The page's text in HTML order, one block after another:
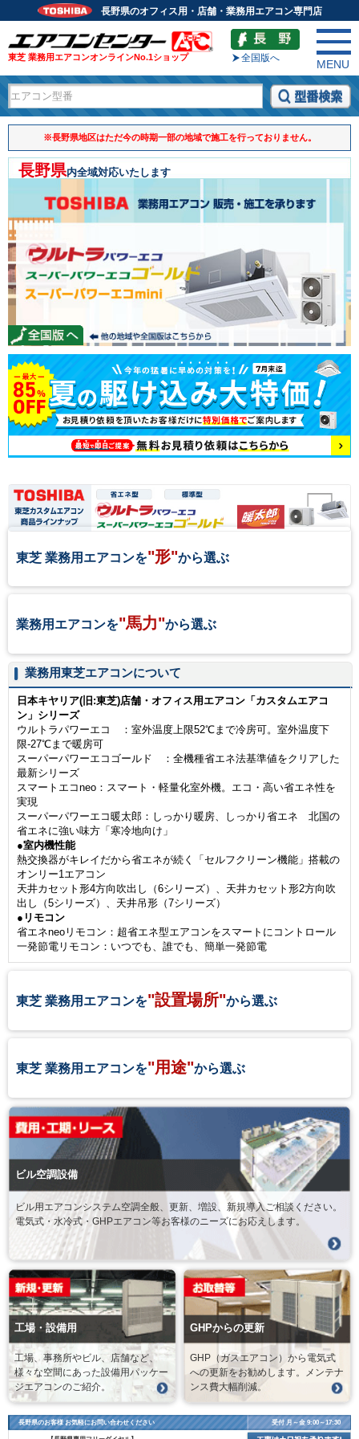
長野県のオフィス用・店舗・業務用エアコン専門店
東芝 業務用エアコンオンラインNo.1ショップ 全国版へ
MENU
※長野県地区はただ今の時期一部の地域で施工を行っておりません。
長野県内全域対応いたします
東芝 業務用エアコンを"形"から選ぶ
業務用エアコンを"馬力"から選ぶ
業務用東芝エアコンについて
日本キヤリア(旧:東芝)店舗・オフィス用エアコン「カスタムエアコ
ン」シリーズ
ウルトラパワーエコ ：室外温度上限52℃まで冷房可。室外温度下
限-27℃まで暖房可
スーパーパワーエコゴールド ：全機種省エネ法基準値をクリアした
最新シリーズ
スマートエコneo：スマート・軽量化室外機。エコ・高い省エネ性を
実現
スーパーパワーエコ暖太郎：しっかり暖房、しっかり省エネ 北国の
省エネに強い味方「寒冷地向け」
●室内機性能
熱交換器がキレイだから省エネが続く「セルフクリーン機能」搭載の
オンリー1エアコン
天井カセット形4方向吹出し（6シリーズ）、天井カセット形2方向吹
出し（5シリーズ）、天井吊形（7シリーズ）
●リモコン
省エネneoリモコン：超省エネ型エアコンをスマートにコントロール
一発節電リモコン：いつでも、誰でも、簡単一発節電
東芝 業務用エアコンを"設置場所"から選ぶ
東芝 業務用エアコンを"用途"から選ぶ
ビル空調設備
ビル用エアコンシステム空調全般、更新、増設、新規導入ご相談ください。
電気式・水冷式・GHPエアコン等お客様のニーズにお応えします。
工場・設備用
工場、事務所やビル、店舗など、
様々な空間にあった設備用パッケー
ジエアコンのご紹介。
GHPからの更新
GHP（ガスエアコン）から電気式
への更新をお勧めします。メンテナ
ンス費大幅削減。
長野県のお客様 お気軽にお問い合わせください 受付 月～金 9:00～17:30